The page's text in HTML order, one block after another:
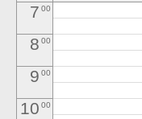
7 00
8 00
9 00
10 00